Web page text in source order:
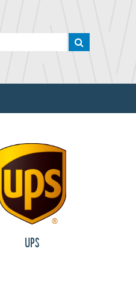
UPS